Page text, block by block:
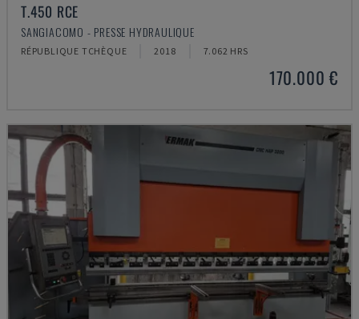
T.450 RCE
SANGIACOMO - PRESSE HYDRAULIQUE
RÉPUBLIQUE TCHÈQUE 2018 7.062 HRS
170.000 €